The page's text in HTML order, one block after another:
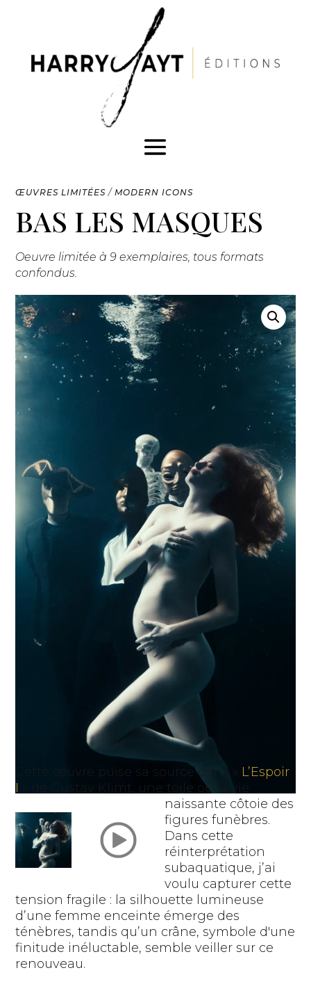
ŒUVRES LIMITÉES /MODERN ICONS
BAS LES MASQUES
Oeuvre limitée à 9 exemplaires, tous formats
confondus.
Cette œuvre puise sa source dans « L’Espoir
I
» de Gustav Klimt, une toile où la vie
naissante côtoie des
figures funèbres.
Dans cette
réinterprétation
subaquatique, j’ai
voulu capturer cette
tension fragile : la silhouette lumineuse
d’une femme enceinte émerge des
ténèbres, tandis qu’un crâne, symbole d'une
finitude inéluctable, semble veiller sur ce
renouveau.